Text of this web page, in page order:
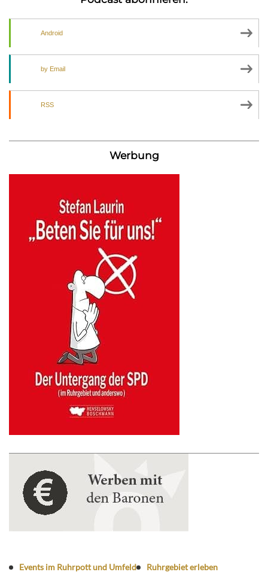
Android
by Email
RSS
Werbung
Events im Ruhrpott und Umfeld Ruhrgebiet erleben